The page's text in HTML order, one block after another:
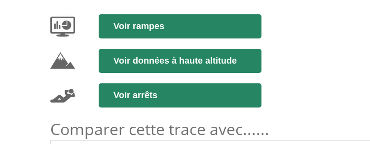
Voir rampes
Voir données à haute altitude
Voir arrêts
Comparer cette trace avec......